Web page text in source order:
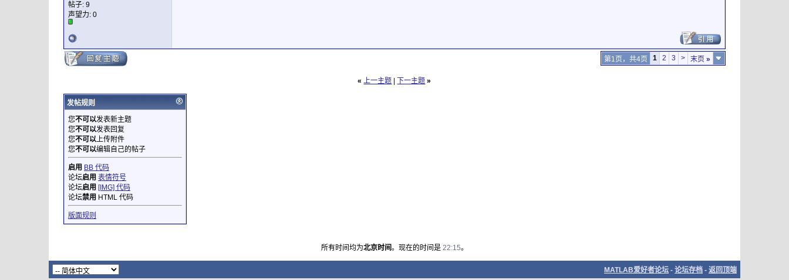
帖子: 9
声望力: 0
第1页，共4页 1 2 3 > 末页 »
« 上一主题 下一主题 »
发帖规则
您不可以发表新主题
您不可以发表回复
您不可以上传附件
您不可以编辑自己的帖子
启用 BB 代码
论坛启用 表情符号
论坛启用 [IMG] 代码
论坛禁用 HTML 代码
版面规则
所有时间均为北京时间。现在的时间是 22:15。
MATLAB爱好者论坛 - 论坛存档 - 返回顶端